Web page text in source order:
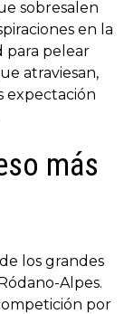
sobresalen
en la
para pelear
atraviesan,
expectación
más
los grandes
Alpes.
por